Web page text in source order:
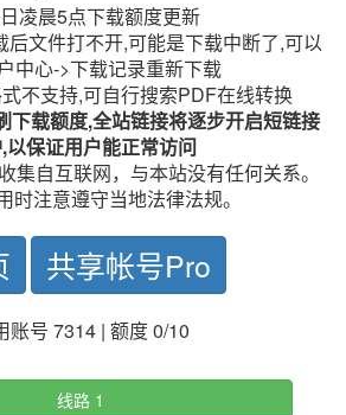
凌晨5点下载额度更新
文件打不开,可能是下载中断了,可以
中心->下载记录重新下载
不支持,可自行搜索PDF在线转换
下载额度,全站链接将逐步开启短链接
以保证用户能正常访问
自互联网，与本站没有任何关系。
时注意遵守当地法律法规。
共享帐号Pro
账号 7314 | 额度 0/10
线路 1